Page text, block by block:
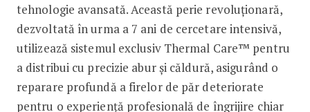
tehnologie avansată. Această perie revoluționară,
dezvoltată în urma a 7 ani de cercetare intensivă,
utilizează sistemul exclusiv Thermal Care™ pentru
a distribui cu precizie abur și căldură, asigurând o
reparare profundă a firelor de păr deteriorate
pentru o experiență profesională de îngrijire chiar